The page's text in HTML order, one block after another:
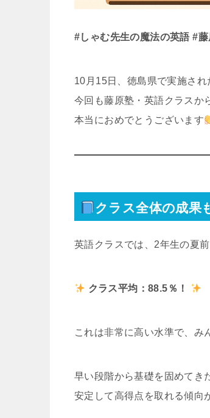
#しゃむ先生の魔法の英語 #藤
10月15日、徳島県で実施され
今回も藤原塾・英語クラスか
本当におめでとうございます
クラス全体の成果
英語クラスでは、2年生の夏
クラス平均：88.5％！
これは非常に高い水準で、み
早い段階から基礎を固めてき
安定して高得点を取れる傾向